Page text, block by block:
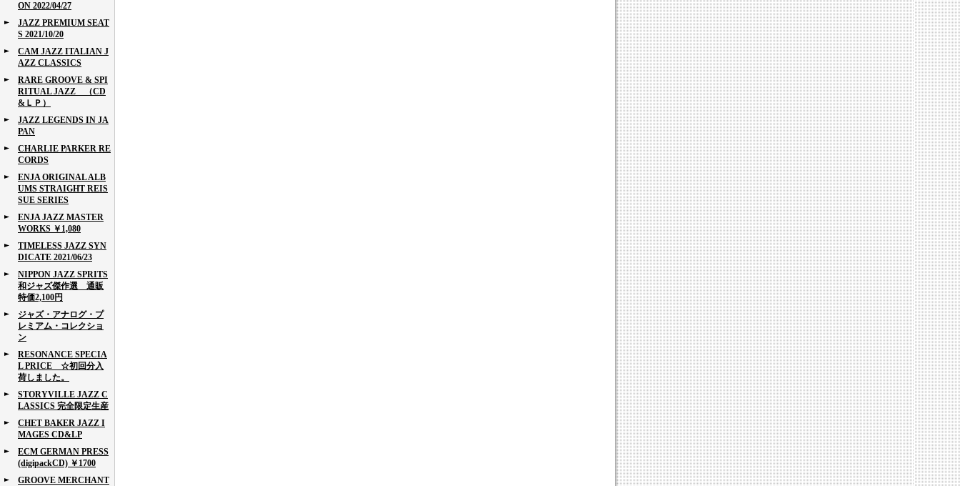
ON 2022/04/27
JAZZ PREMIUM SEAT
S 2021/10/20
CAM JAZZ ITALIAN J
AZZ CLASSICS
RARE GROOVE & SPI
RITUAL JAZZ （CD
&ＬＰ）
JAZZ LEGENDS IN JA
PAN
CHARLIE PARKER RE
CORDS
ENJA ORIGINAL ALB
UMS STRAIGHT REIS
SUE SERIES
ENJA JAZZ MASTER
WORKS ￥1,080
TIMELESS JAZZ SYN
DICATE 2021/06/23
NIPPON JAZZ SPRITS
和ジャズ傑作選 通販
特価2,100円
ジャズ・アナログ・プ
レミアム・コレクショ
ン
RESONANCE SPECIA
L PRICE ☆初回分入
荷しました。
STORYVILLE JAZZ C
LASSICS 完全限定生産
CHET BAKER JAZZ I
MAGES CD&LP
ECM GERMAN PRESS
(digipackCD) ￥1700
GROOVE MERCHANT